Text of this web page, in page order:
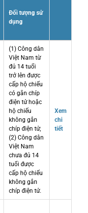
Đối tượng sử
dụng
(1) Công dân
Việt Nam từ
đủ 14 tuổi
trở lên được
cấp hộ chiếu
có gắn chíp
điện tử hoặc
hộ chiếu
không gắn
chíp điện tử;
(2) Công dân
Việt Nam
chưa đủ 14
tuổi được
cấp hộ chiếu
không gắn
chíp điện tử.
Xem
chi
tiết